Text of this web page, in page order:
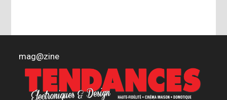
mag@zine